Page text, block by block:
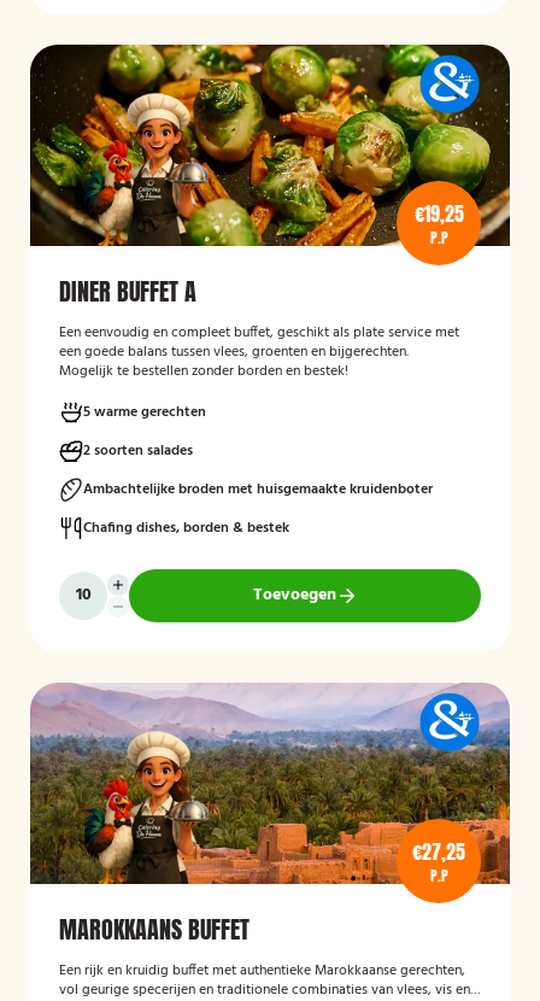
€19,25
P.P
DINER BUFFET A
Een eenvoudig en compleet buffet, geschikt als plate service met
een goede balans tussen vlees, groenten en bijgerechten.
Mogelijk te bestellen zonder borden en bestek!
5 warme gerechten
2 soorten salades
Ambachtelijke broden met huisgemaakte kruidenboter
Chafing dishes, borden & bestek
Toevoegen
€27,25
P.P
MAROKKAANS BUFFET
Een rijk en kruidig buffet met authentieke Marokkaanse gerechten,
vol geurige specerijen en traditionele combinaties van vlees, vis en